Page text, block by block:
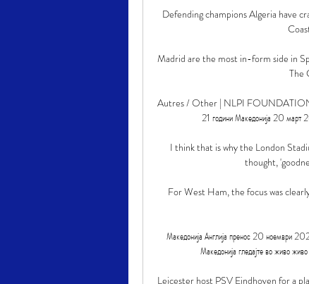
Defending champions Algeria have
Madrid are the most in-form side in
The
Autres / Other | NLPI FOUNDATION пред
21 години Македонија 20
I think that is why the London
thought,
For West Ham, the focus was
Македонија Англија пренос 20 ноември
Македонија гледајте во живо
Leicester host PSV Eindhoven for a